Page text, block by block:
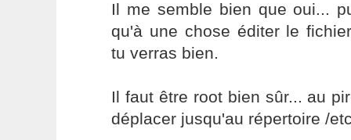
Il me semble bien que oui...
qu'à une chose éditer le
tu verras bien.
Il faut être root bien sûr... au
déplacer jusqu'au répertoire /